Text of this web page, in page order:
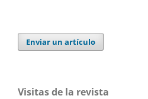
Enviar un artículo
Visitas de la revista